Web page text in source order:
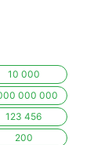
10 000
000 000
123 456
200